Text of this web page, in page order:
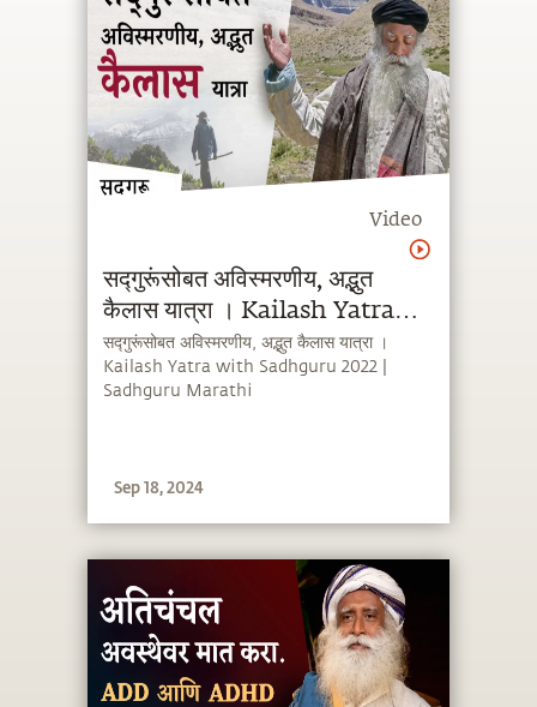
Video
सद्गुरूंसोबत अविस्मरणीय, अद्भुत
कैलास यात्रा । Kailash Yatra
with Sadhguru 2022 |
Sadhguru Marathi
सद्गुरूंसोबत अविस्मरणीय, अद्भुत कैलास यात्रा ।
Kailash Yatra with Sadhguru 2022 |
Sadhguru Marathi
Sep 18, 2024